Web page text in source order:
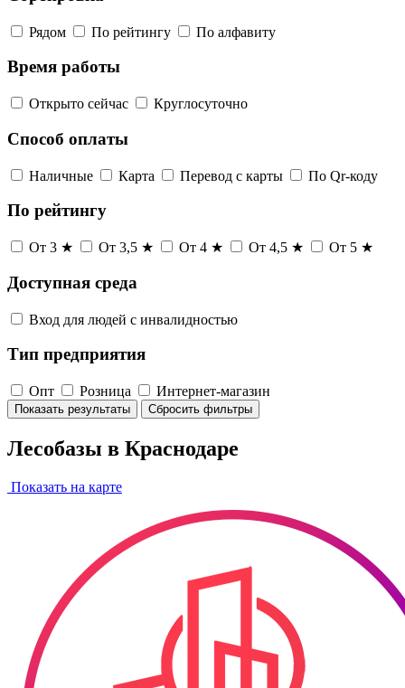
Рядом По рейтингу По алфавиту
Время работы
Открыто сейчас Круглосуточно
Способ оплаты
Наличные Карта Перевод с карты По Qr-коду
По рейтингу
От 3 ★ От 3,5 ★ От 4 ★ От 4,5 ★ От 5 ★
Доступная среда
Вход для людей с инвалидностью
Тип предприятия
Опт Розница Интернет-магазин
Показать результаты Сбросить фильтры
Лесобазы в Краснодаре
Показать на карте